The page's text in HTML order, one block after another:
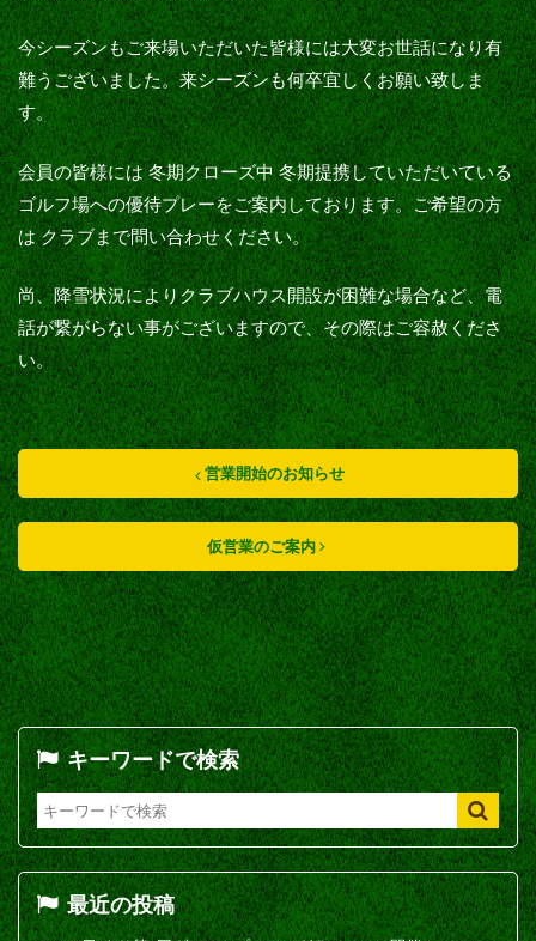
今シーズンもご来場いただいた皆様には大変お世話になり有
難うございました。来シーズンも何卒宜しくお願い致しま
す。
会員の皆様には 冬期クローズ中 冬期提携していただいている
ゴルフ場への優待プレーをご案内しております。ご希望の方
は クラブまで問い合わせください。
尚、降雪状況によりクラブハウス開設が困難な場合など、電
話が繋がらない事がございますので、その際はご容赦くださ
い。
営業開始のお知らせ
仮営業のご案内
キーワードで検索
最近の投稿